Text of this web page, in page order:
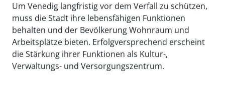
Um Venedig langfristig vor dem Verfall zu schützen,
muss die Stadt ihre lebensfähigen Funktionen
behalten und der Bevölkerung Wohnraum und
Arbeitsplätze bieten. Erfolgversprechend erscheint
die Stärkung ihrer Funktionen als Kultur-,
Verwaltungs- und Versorgungszentrum.